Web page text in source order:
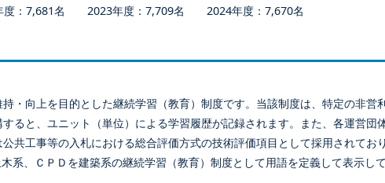
7,681名 2023年度：7,709名 2024年度：7,670名
・向上を目的とした継続学習（教育）制度です。当該制度は、特定の非営
ると、ユニット（単位）による学習履歴が記録されます。また、各運営団
共工事等の入札における総合評価方式の技術評価項目として採用されてお
、ＣＰＤを建築系の継続学習（教育）制度として用語を定義して表示して